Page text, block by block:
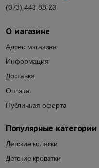
Популярные категории
Детские коляски
Детские кроватки
О магазине
Адрес магазина
Информация
Доставка
Оплата
Публичная оферта
(073) 443-88-23